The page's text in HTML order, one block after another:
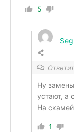
5
Ну
устают, а
На
1